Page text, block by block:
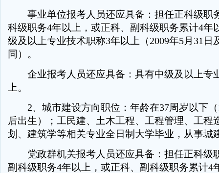
事业单位报考人员还应具备：担任正科级职
科级职务4年以上，或正科、副科级职务累计4年
级及以上专业技术职称3年以上（2009年5月31日
同）。
企业报考人员还应具备：具有中级及以上专
上。
2、城市建设方向职位：年龄在37周岁以下（
后出生）；工民建、土木工程、工程管理、工程
划、建筑学等相关专业全日制大学毕业，从事城
党政群机关报考人员还应具备：担任正科级
副科级职务4年以上，或正科、副科级职务累计4